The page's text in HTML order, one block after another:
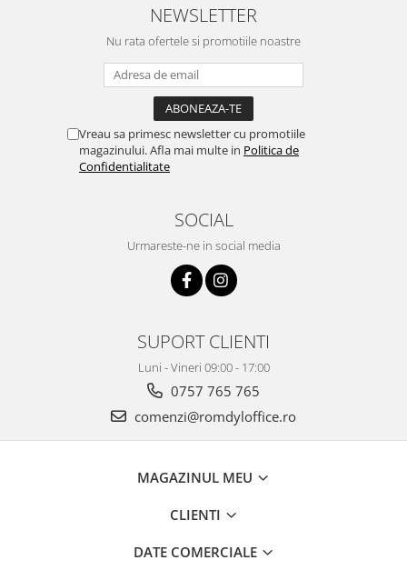
NEWSLETTER
Nu rata ofertele si promotiile noastre
Vreau sa primesc newsletter cu promotiile
magazinului. Afla mai multe in Politica de
Confidentialitate
SOCIAL
Urmareste-ne in social media
SUPORT CLIENTI
Luni - Vineri 09:00 - 17:00
0757 765 765
comenzi@romdyloffice.ro
MAGAZINUL MEU
CLIENTI
DATE COMERCIALE